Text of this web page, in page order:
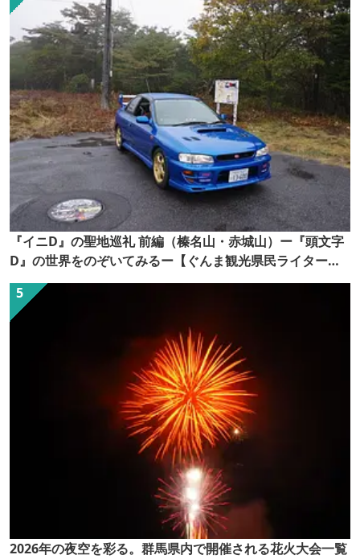
『イニD』の聖地巡礼 前編（榛名山・赤城山）ー『頭文字
D』の世界をのぞいてみるー【ぐんま観光県民ライター
（ぐん記者）】
2026年の夜空を彩る。群馬県内で開催される花火大会一覧